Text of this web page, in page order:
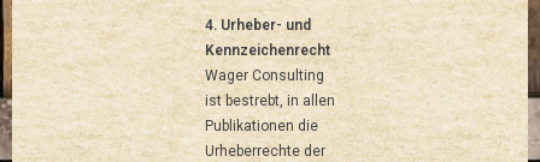
4. Urheber- und
Kennzeichenrecht
Wager Consulting
ist bestrebt, in allen
Publikationen die
Urheberrechte der